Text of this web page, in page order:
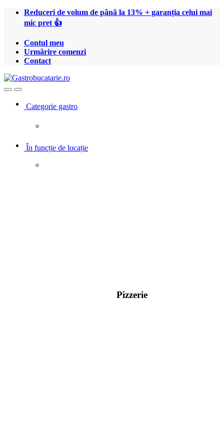
Treci
Treci
Reduceri de volum de până la 13% + garanția celui mai
mic preț 👍
Contul meu
Urmărire comenzi
Contact
OpenClose
Categorie gastro
În funcție de locație
Pizzerie